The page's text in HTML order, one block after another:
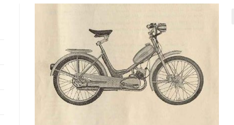
WEBU